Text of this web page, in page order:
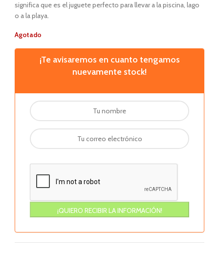
significa que es el juguete perfecto para llevar a la piscina, lago
o a la playa.
Agotado
¡Te avisaremos en cuanto tengamos
nuevamente stock!